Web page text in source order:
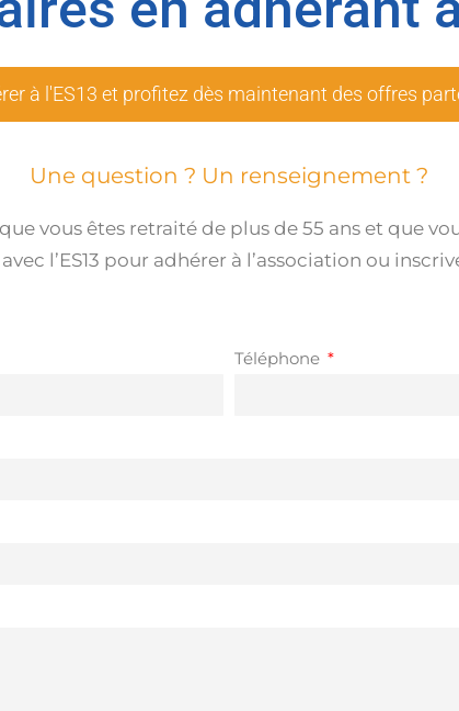
à l'ES13 et profitez dès maintenant des offres
Une question ? Un renseignement ?
que vous êtes retraité de plus de 55 ans et que
l’ES13 pour adhérer à l’association ou
Téléphone